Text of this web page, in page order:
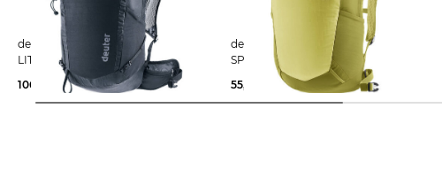
deuter | Wanderrucksack SPEED
LITE PRO 25
106,65 €
130,00 €
deuter | Herren Wanderrucksack
SPEED LITE 13
55,85 €
65,00 €